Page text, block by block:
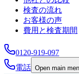
検査の流れ
お客様の声
費用と検査期間
0120-919-097
電話 Open main